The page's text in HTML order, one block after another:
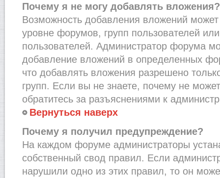
Почему я не могу добавлять вложения?
Возможность добавления вложений может
уровне форумов, групп пользователей
пользователей. Администратор форума
добавление вложений в определенных
что добавлять вложения разрешено
групп. Если вы не знаете, почему не
обратитесь за разъяснениями к
Вернуться наверх
Почему я получил предупреждение?
На каждом форуме администраторы
собственный свод правил. Если
нарушили одно из этих правил, то он